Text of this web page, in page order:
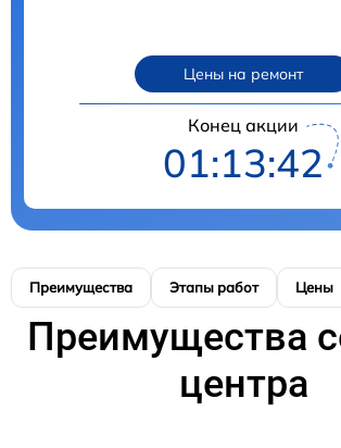
Цены на ремонт
Конец акции
01:13:41
Преимущества Этапы работ Цены
Преимущества
центра